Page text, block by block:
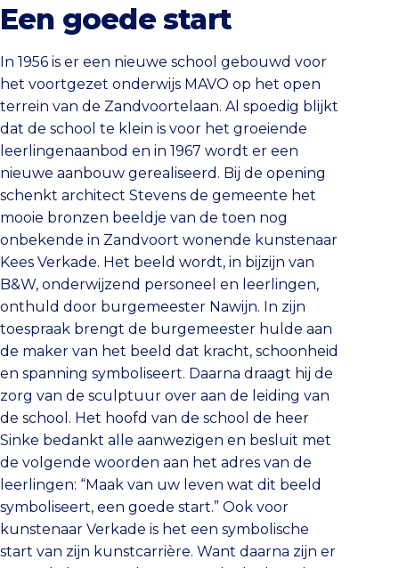
Een goede start
In 1956 is er een nieuwe school gebouwd voor
het voortgezet onderwijs MAVO op het open
terrein van de Zandvoortelaan. Al spoedig blijkt
dat de school te klein is voor het groeiende
leerlingenaanbod en in 1967 wordt er een
nieuwe aanbouw gerealiseerd. Bij de opening
schenkt architect Stevens de gemeente het
mooie bronzen beeldje van de toen nog
onbekende in Zandvoort wonende kunstenaar
Kees Verkade. Het beeld wordt, in bijzijn van
B&W, onderwijzend personeel en leerlingen,
onthuld door burgemeester Nawijn. In zijn
toespraak brengt de burgemeester hulde aan
de maker van het beeld dat kracht, schoonheid
en spanning symboliseert. Daarna draagt hij de
zorg van de sculptuur over aan de leiding van
de school. Het hoofd van de school de heer
Sinke bedankt alle aanwezigen en besluit met
de volgende woorden aan het adres van de
leerlingen: “Maak van uw leven wat dit beeld
symboliseert, een goede start.” Ook voor
kunstenaar Verkade is het een symbolische
start van zijn kunstcarrière. Want daarna zijn er